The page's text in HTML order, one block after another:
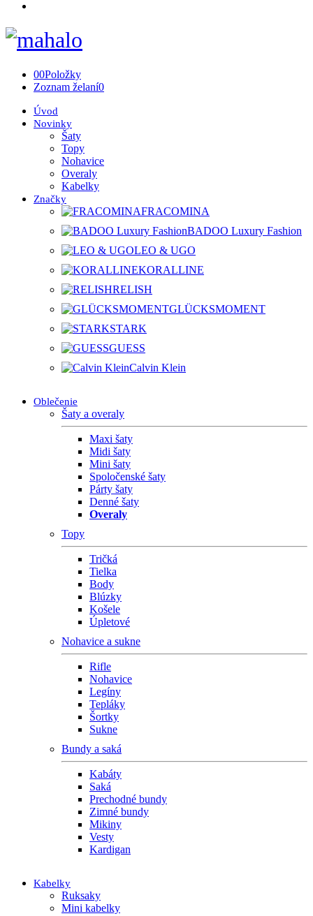
00Položky
Zoznam želaní0
Úvod
Novinky
Šaty
Topy
Nohavice
Overaly
Kabelky
Značky
FRACOMINA
BADOO Luxury Fashion
LEO & UGO
KORALLINE
RELISH
GLÜCKSMOMENT
STARK
GUESS
Calvin Klein
Oblečenie
Šaty a overaly
Maxi šaty
Midi šaty
Mini šaty
Spoločenské šaty
Párty šaty
Denné šaty
Overaly
Topy
Tričká
Tielka
Body
Blúzky
Košele
Úpletové
Nohavice a sukne
Rifle
Nohavice
Legíny
Tepláky
Šortky
Sukne
Bundy a saká
Kabáty
Saká
Prechodné bundy
Zimné bundy
Mikiny
Vesty
Kardigan
Kabelky
Ruksaky
Mini kabelky